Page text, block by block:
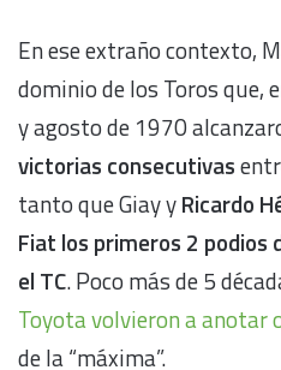
En ese extraño contexto,
dominio de los Toros que,
y agosto de 1970
victorias consecutivas
tanto que Giay yRicardo
Fiat los primeros 2 podios
el TC. Poco más de 5
Toyota volvieron a anotar
de la “máxima”.